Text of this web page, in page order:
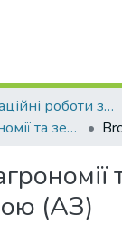
Кваліфікаційні роботи здобувачів вищої освіти
Кафедра агрономії та землеустрою (АЗ)
(АЗ)